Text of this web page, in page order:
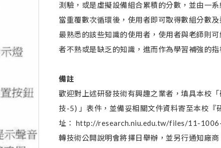
測驗，或是虛擬設備組合累積的分數，並由一
當重覆數次循環後，使用者即可取得數組分數
最熟悉的該些知識的使用者，使用者與老師則
者不熟或是缺乏的知識，進而作為學習補強的指
備註
歡迎對上述研發技術有興趣之業者，填具本校
技-5) 」表件，並備妥相關文件資料寄至本校『
址： http://research.niu.edu.tw/files/11-
轉技術公開說明會將擇日舉辦，並另行通知廠